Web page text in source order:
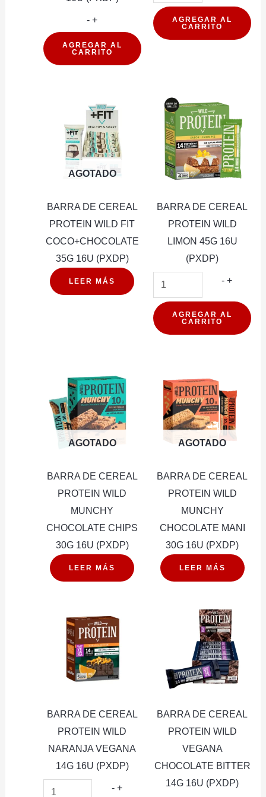
- BARRA
CEREAL
FIT
CHOCOLATE
MENTA
BAJA
CARBOHIDRATOS
(PXDP)
cantidad
+
AGREGAR AL
CARRITO
CEREAL
35G
16U
(PXDP)
cantidad
AGREGAR AL
CARRITO
AGOTADO
BARRA DE CEREAL
PROTEIN WILD FIT
COCO+CHOCOLATE
35G 16U (PXDP)
LEER MÁS
BARRA DE CEREAL
PROTEIN WILD
LIMON 45G 16U
(PXDP)
- BARRA
CEREAL
16U
(PXDP)
cantidad
+
AGREGAR AL
CARRITO
AGOTADO
BARRA DE CEREAL
PROTEIN WILD
MUNCHY
CHOCOLATE CHIPS
30G 16U (PXDP)
LEER MÁS
AGOTADO
BARRA DE CEREAL
PROTEIN WILD
MUNCHY
CHOCOLATE MANI
30G 16U (PXDP)
LEER MÁS
BARRA DE CEREAL
PROTEIN WILD
NARANJA VEGANA
14G 16U (PXDP)
- BARRA
+
BARRA DE CEREAL
PROTEIN WILD
VEGANA
CHOCOLATE BITTER
14G 16U (PXDP)